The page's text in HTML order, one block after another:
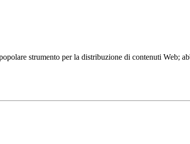
strumento per la distribuzione di contenuti Web;